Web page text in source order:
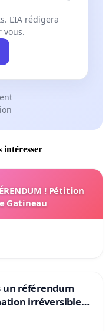
L’IA rédigera
vous.
intéresser
! Pétition
Gatineau
un référendum
irréversible